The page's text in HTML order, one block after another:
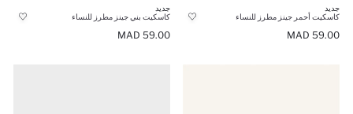
جديد
كاسكيت أحمر جينز مطرز للنساء
59.00 MAD
جديد
كاسكيت بني جينز مطرز للنساء
59.00 MAD